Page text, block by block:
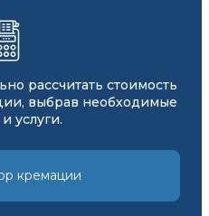
рассчитать стоимость
выбрав необходимые
услуги.
кремации